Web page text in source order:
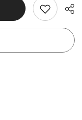
สนใจสิ้นค้านี้